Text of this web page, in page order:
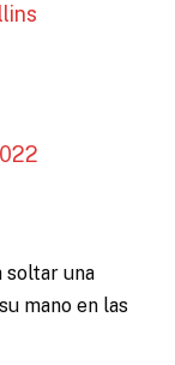
soltar una
mano en las